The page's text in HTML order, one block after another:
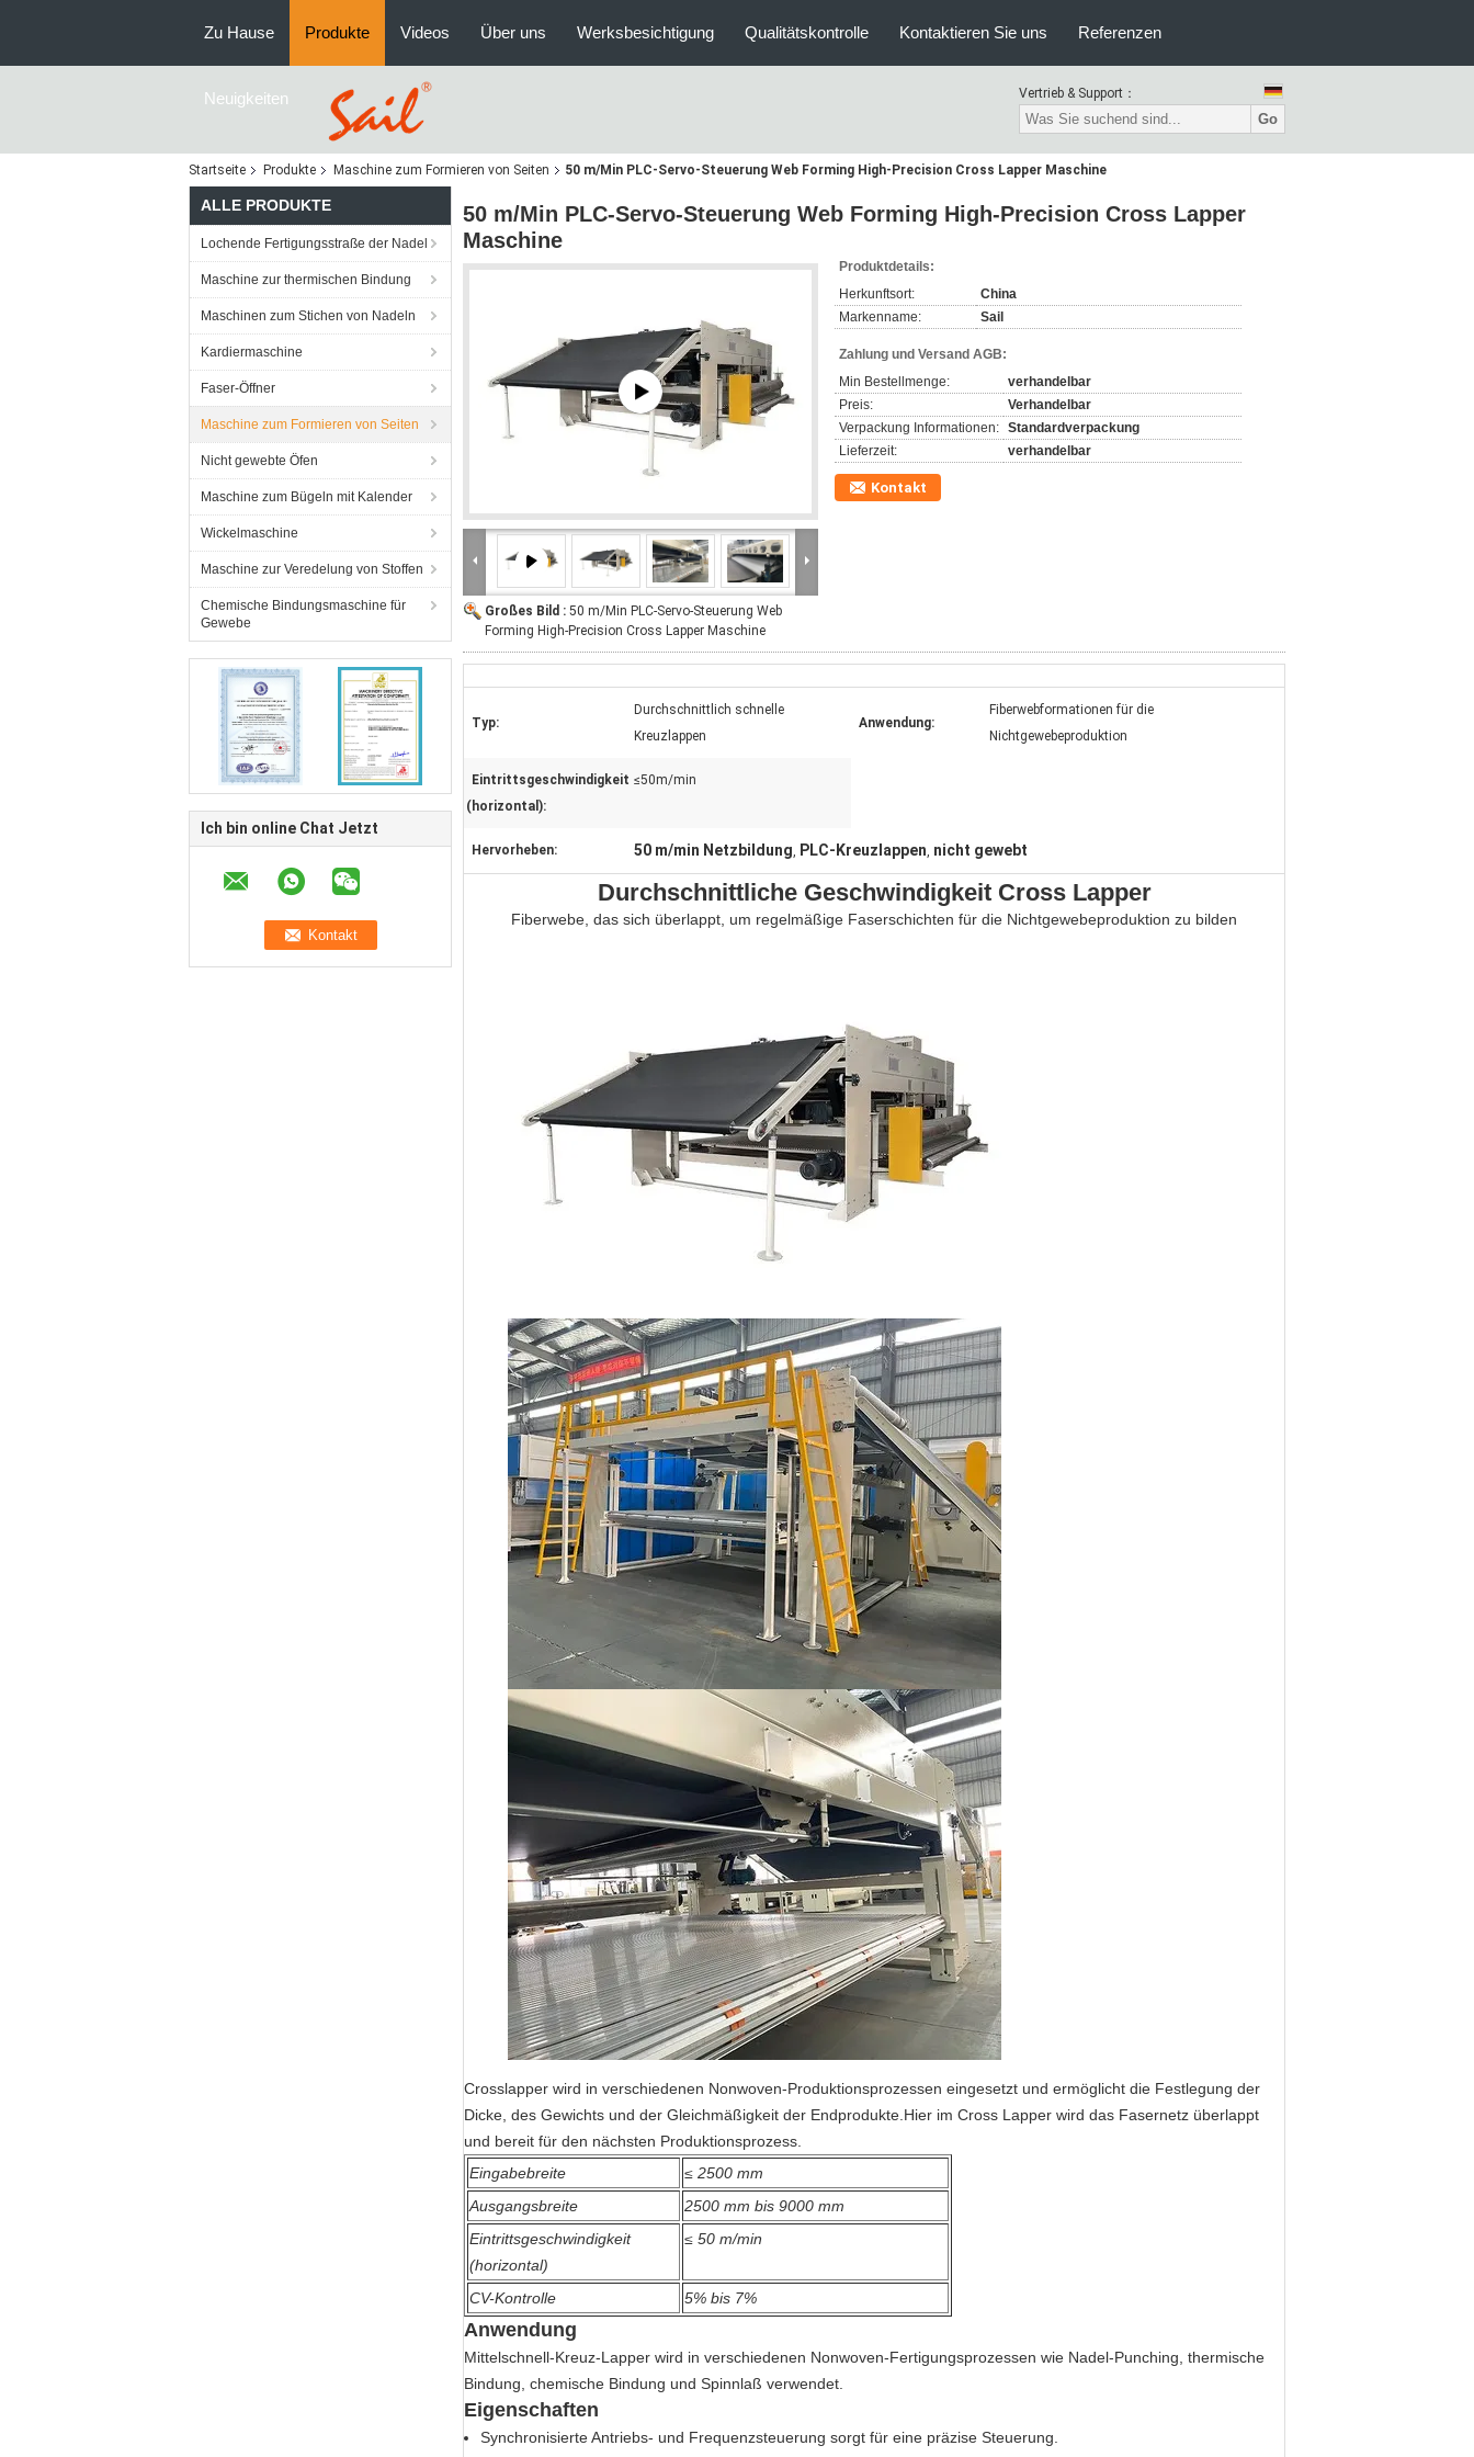
Zu Hause Produkte Videos Über uns Werksbesichtigung Qualitätskontrolle Kontaktieren Sie uns Referenzen
Neuigkeiten Vertrieb & Support：
Go
Startseite Produkte Maschine zum Formieren von Seiten 50 m/Min PLC-Servo-Steuerung Web Forming High-Precision Cross Lapper Maschine
ALLE PRODUKTE
Lochende Fertigungsstraße der Nadel
Maschine zur thermischen Bindung
Maschinen zum Stichen von Nadeln
Kardiermaschine
Faser-Öffner
Maschine zum Formieren von Seiten
Nicht gewebte Öfen
Maschine zum Bügeln mit Kalender
Wickelmaschine
Maschine zur Veredelung von Stoffen
Chemische Bindungsmaschine für
Gewebe
Ich bin online Chat Jetzt
50 m/Min PLC-Servo-Steuerung Web Forming High-Precision Cross Lapper
Maschine
Großes Bild : 50 m/Min PLC-Servo-Steuerung Web
Forming High-Precision Cross Lapper Maschine
Produktdetails:
Herkunftsort:
China
Markenname:
Sail
Zahlung und Versand AGB:
Min Bestellmenge:
verhandelbar
Preis:
Verhandelbar
Verpackung Informationen: Standardverpackung
Lieferzeit:
verhandelbar
Kontakt
Typ:
Durchschnittlich schnelle
Kreuzlappen
Anwendung:
Fiberwebformationen für die
Nichtgewebeproduktion
Eintrittsgeschwindigkeit
(horizontal):
≤50m/min
Hervorheben: 50 m/min Netzbildung, PLC-Kreuzlappen, nicht gewebt
Durchschnittliche Geschwindigkeit Cross Lapper
Fiberwebe, das sich überlappt, um regelmäßige Faserschichten für die Nichtgewebeproduktion zu bilden
Crosslapper wird in verschiedenen Nonwoven-Produktionsprozessen eingesetzt und ermöglicht die Festlegung der
Dicke, des Gewichts und der Gleichmäßigkeit der Endprodukte.Hier im Cross Lapper wird das Fasernetz überlappt
und bereit für den nächsten Produktionsprozess.
Eingabebreite
≤ 2500 mm
Ausgangsbreite
2500 mm bis 9000 mm
Eintrittsgeschwindigkeit
(horizontal)
≤ 50 m/min
CV-Kontrolle 5% bis 7%
Anwendung
Mittelschnell-Kreuz-Lapper wird in verschiedenen Nonwoven-Fertigungsprozessen wie Nadel-Punching, thermische
Bindung, chemische Bindung und Spinnlaß verwendet.
Eigenschaften
Synchronisierte Antriebs- und Frequenzsteuerung sorgt für eine präzise Steuerung.